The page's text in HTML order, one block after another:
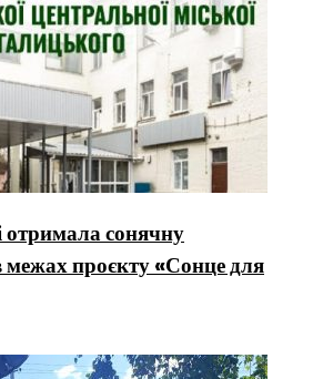
отримала сонячну
межах проєкту «Сонце для